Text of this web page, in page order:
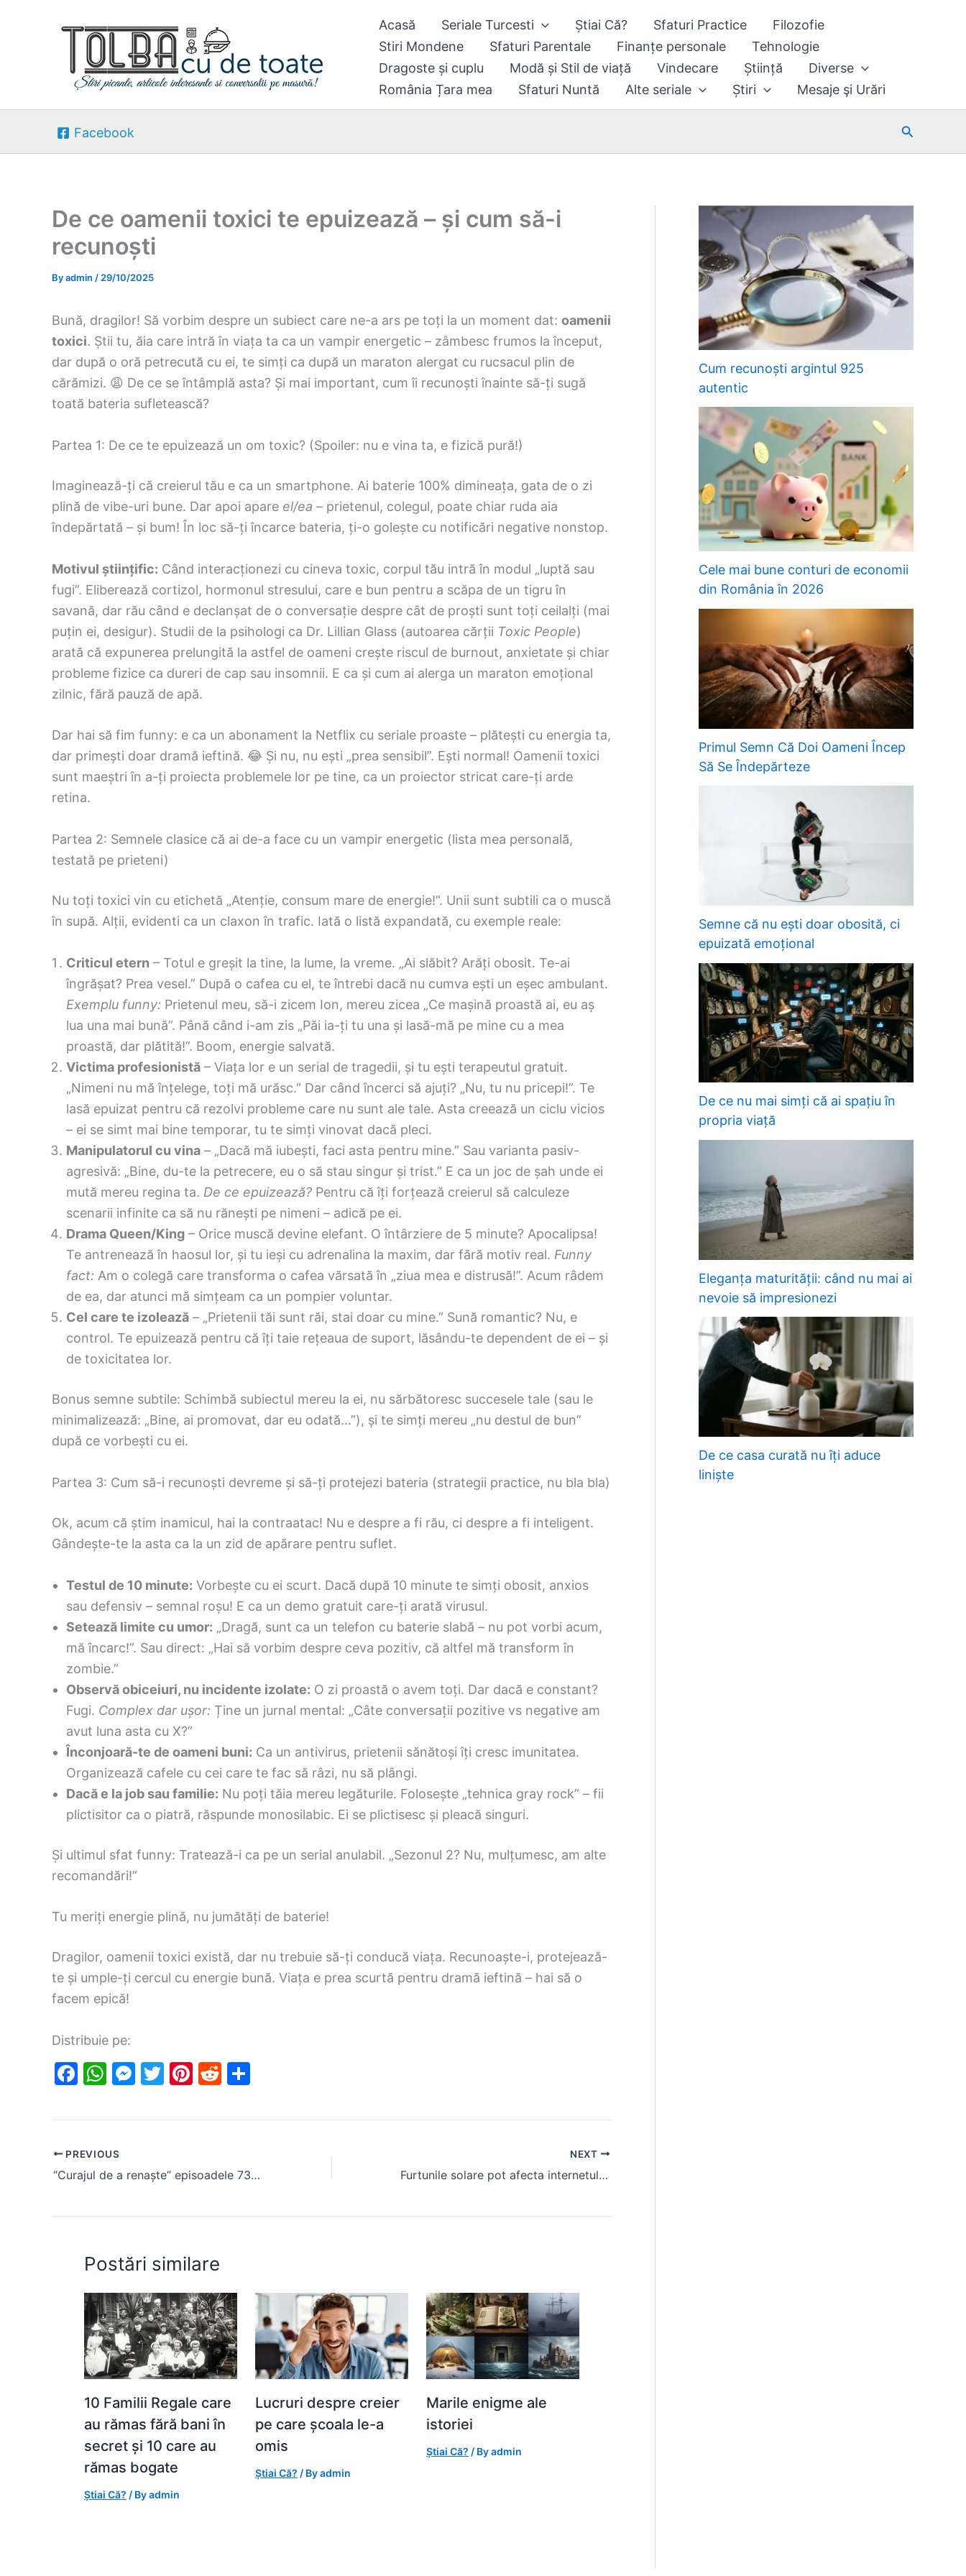
Acasă Seriale Turcesti Știai Că? Sfaturi Practice
Filozofie
Stiri Mondene
Sfaturi Parentale Finanțe personale
Tehnologie
Dragoste și cuplu
Modă și Stil de viață Vindecare Știință
Diverse
România Țara mea
Sfaturi Nuntă Alte seriale Știri Mesaje şi Urări
Facebook Search
De ce oamenii toxici te epuizează – și cum să-i
recunoști
Byadmin / 29/10/2025
Bună, dragilor! Să vorbim despre un subiect care ne-a ars pe toți la un moment dat: oamenii
toxici. Știi tu, ăia care intră în viața ta ca un vampir energetic – zâmbesc frumos la început,
dar după o oră petrecută cu ei, te simți ca după un maraton alergat cu rucsacul plin de
cărămizi. 😩 De ce se întâmplă asta? Și mai important, cum îi recunoști înainte să-ți sugă
toată bateria sufletească?
Partea 1: De ce te epuizează un om toxic? (Spoiler: nu e vina ta, e fizică pură!)
Imaginează-ți că creierul tău e ca un smartphone. Ai baterie 100% dimineața, gata de o zi
plină de vibe-uri bune. Dar apoi apare el/ea – prietenul, colegul, poate chiar ruda aia
îndepărtată – și bum! În loc să-ți încarce bateria, ți-o golește cu notificări negative nonstop.
Motivul științific: Când interacționezi cu cineva toxic, corpul tău intră în modul „luptă sau
fugi”. Eliberează cortizol, hormonul stresului, care e bun pentru a scăpa de un tigru în
savană, dar rău când e declanșat de o conversație despre cât de proști sunt toți ceilalți (mai
puțin ei, desigur). Studii de la psihologi ca Dr. Lillian Glass (autoarea cărții Toxic People)
arată că expunerea prelungită la astfel de oameni crește riscul de burnout, anxietate și chiar
probleme fizice ca dureri de cap sau insomnii. E ca și cum ai alerga un maraton emoțional
zilnic, fără pauză de apă.
Dar hai să fim funny: e ca un abonament la Netflix cu seriale proaste – plătești cu energia ta,
dar primești doar dramă ieftină. 😂 Și nu, nu ești „prea sensibil”. Ești normal! Oamenii toxici
sunt maeștri în a-ți proiecta problemele lor pe tine, ca un proiector stricat care-ți arde
retina.
Partea 2: Semnele clasice că ai de-a face cu un vampir energetic (lista mea personală,
testată pe prieteni)
Nu toți toxici vin cu etichetă „Atenție, consum mare de energie!”. Unii sunt subtili ca o muscă
în supă. Alții, evidenti ca un claxon în trafic. Iată o listă expandată, cu exemple reale:
Criticul etern – Totul e greșit la tine, la lume, la vreme. „Ai slăbit? Arăți obosit. Te-ai
îngrășat? Prea vesel.” După o cafea cu el, te întrebi dacă nu cumva ești un eșec ambulant.
Exemplu funny: Prietenul meu, să-i zicem Ion, mereu zicea „Ce mașină proastă ai, eu aș
lua una mai bună”. Până când i-am zis „Păi ia-ți tu una și lasă-mă pe mine cu a mea
proastă, dar plătită!”. Boom, energie salvată.
Victima profesionistă – Viața lor e un serial de tragedii, și tu ești terapeutul gratuit.
„Nimeni nu mă înțelege, toți mă urăsc.” Dar când încerci să ajuți? „Nu, tu nu pricepi!”. Te
lasă epuizat pentru că rezolvi probleme care nu sunt ale tale. Asta creează un ciclu vicios
– ei se simt mai bine temporar, tu te simți vinovat dacă pleci.
Manipulatorul cu vina – „Dacă mă iubești, faci asta pentru mine.” Sau varianta pasiv-
agresivă: „Bine, du-te la petrecere, eu o să stau singur și trist.” E ca un joc de șah unde ei
mută mereu regina ta. De ce epuizează? Pentru că îți forțează creierul să calculeze
scenarii infinite ca să nu rănești pe nimeni – adică pe ei.
Drama Queen/King – Orice muscă devine elefant. O întârziere de 5 minute? Apocalipsa!
Te antrenează în haosul lor, și tu ieși cu adrenalina la maxim, dar fără motiv real. Funny
fact: Am o colegă care transforma o cafea vărsată în „ziua mea e distrusă!”. Acum râdem
de ea, dar atunci mă simțeam ca un pompier voluntar.
Cel care te izolează – „Prietenii tăi sunt răi, stai doar cu mine.” Sună romantic? Nu, e
control. Te epuizează pentru că îți taie rețeaua de suport, lăsându-te dependent de ei – și
de toxicitatea lor.
Bonus semne subtile: Schimbă subiectul mereu la ei, nu sărbătoresc succesele tale (sau le
minimalizează: „Bine, ai promovat, dar eu odată…”), și te simți mereu „nu destul de bun”
după ce vorbești cu ei.
Partea 3: Cum să-i recunoști devreme și să-ți protejezi bateria (strategii practice, nu bla bla)
Ok, acum că știm inamicul, hai la contraatac! Nu e despre a fi rău, ci despre a fi inteligent.
Gândește-te la asta ca la un zid de apărare pentru suflet.
Testul de 10 minute: Vorbește cu ei scurt. Dacă după 10 minute te simți obosit, anxios
sau defensiv – semnal roșu! E ca un demo gratuit care-ți arată virusul.
Setează limite cu umor: „Dragă, sunt ca un telefon cu baterie slabă – nu pot vorbi acum,
mă încarc!”. Sau direct: „Hai să vorbim despre ceva pozitiv, că altfel mă transform în
zombie.”
Observă obiceiuri, nu incidente izolate: O zi proastă o avem toți. Dar dacă e constant?
Fugi. Complex dar ușor: Ține un jurnal mental: „Câte conversații pozitive vs negative am
avut luna asta cu X?”
Înconjoară-te de oameni buni: Ca un antivirus, prietenii sănătoși îți cresc imunitatea.
Organizează cafele cu cei care te fac să râzi, nu să plângi.
Dacă e la job sau familie: Nu poți tăia mereu legăturile. Folosește „tehnica gray rock” – fii
plictisitor ca o piatră, răspunde monosilabic. Ei se plictisesc și pleacă singuri.
Și ultimul sfat funny: Tratează-i ca pe un serial anulabil. „Sezonul 2? Nu, mulțumesc, am alte
recomandări!”
Tu meriți energie plină, nu jumătăți de baterie!
Dragilor, oamenii toxici există, dar nu trebuie să-ți conducă viața. Recunoaște-i, protejează-
te și umple-ți cercul cu energie bună. Viața e prea scurtă pentru dramă ieftină – hai să o
facem epică!
Distribuie pe:
F
c
b
o
o
W
at
A
p
p
M
s
e
n
g
T
itt
Pi
er
st
R
d
t
ar
PREVIOUS
“Curajul de a renaște” episoadele 73 și 74, rezumat
NEXT
Furtunile solare pot afecta internetul tău? Ce spun experții
Postări similare
10 Familii Regale care
au rămas fără bani în
secret și 10 care au
rămas bogate
Știai Că? / Byadmin
Lucruri despre creier
pe care școala le-a
omis
Știai Că? / Byadmin
Marile enigme ale
istoriei
Știai Că? / Byadmin
Cum recunoști argintul 925
autentic
Cele mai bune conturi de economii
din România în 2026
Primul Semn Că Doi Oameni Încep
Să Se Îndepărteze
Semne că nu ești doar obosită, ci
epuizată emoțional
De ce nu mai simți că ai spațiu în
propria viață
Eleganța maturității: când nu mai ai
nevoie să impresionezi
De ce casa curată nu îți aduce
liniște